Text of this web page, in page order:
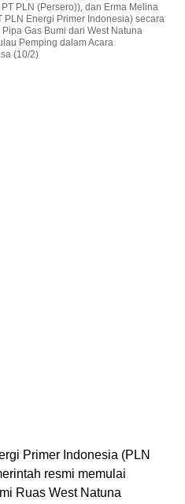
PLN (Persero)), dan Erma Melina
PLN Energi Primer Indonesia) secara
Gas Bumi dari West Natuna
Pemping dalam Acara
(10/2)
Primer Indonesia (PLN
resmi memulai
Ruas West Natuna